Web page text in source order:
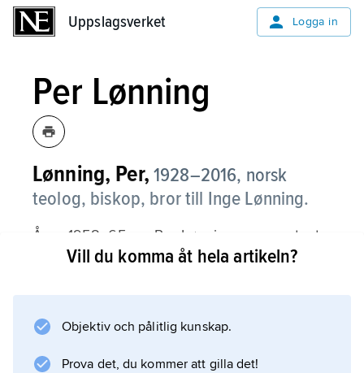
Uppslagsverket Logga in
Per Lønning
Lønning, Per, 1928–2016, norsk
teolog, biskop, bror till Inge Lønning.
Åren 1958–65 var Per Lønning representant
för Høyre i stortinget. Han blev biskop i Borg
kristendomens idéhistoria vid Oslo universitet
Vill du komma åt hela artikeln?
Objektiv och pålitlig kunskap.
Prova det, du kommer att gilla det!